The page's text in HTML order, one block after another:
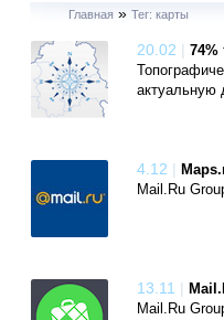
Главная » Тег: карты
20.02 | 74%
актуальную
4.12 |
Mail.Ru
13.11 |
Mail.Ru